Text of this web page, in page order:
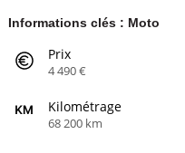
Informations clés : Moto
Prix
4 490 €
Kilométrage
68 200 km